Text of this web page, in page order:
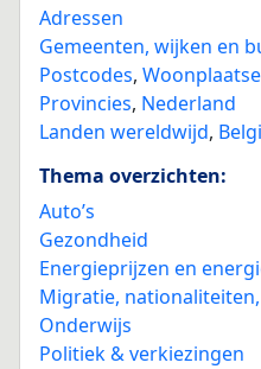
Adressen
Gemeenten, wijken en
Postcodes,
Provincies, Nederland
Landen wereldwijd,
Thema overzichten:
Auto’s
Gezondheid
Energieprijzen en
Migratie,
Onderwijs
Politiek & verkiezingen